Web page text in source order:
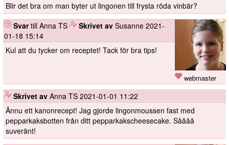
Blir det bra om man byter ut lingonen till frysta röda vinbär?
webmaster
Svartill Anna TS Skrivet av Susanne 2021-
01-18 15:14
Kul att du tycker om receptet! Tack för bra tips!
Skrivet av Anna TS 2021-01-01 11:22
Ännu ett kanonrecept! Jag gjorde lingonmoussen fast med
pepparkaksbotten från ditt pepparkakscheesecake. Såååå
suveränt!